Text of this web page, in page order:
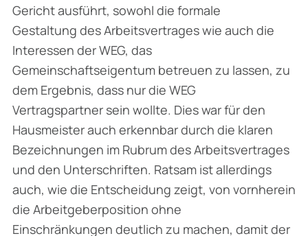
Gericht ausführt, sowohl die formale
Gestaltung des Arbeitsvertrages wie auch die
Interessen der WEG, das
Gemeinschaftseigentum betreuen zu lassen, zu
dem Ergebnis, dass nur die WEG
Vertragspartner sein wollte. Dies war für den
Hausmeister auch erkennbar durch die klaren
Bezeichnungen im Rubrum des Arbeitsvertrages
und den Unterschriften. Ratsam ist allerdings
auch, wie die Entscheidung zeigt, von vornherein
die Arbeitgeberposition ohne
Einschränkungen deutlich zu machen, damit der